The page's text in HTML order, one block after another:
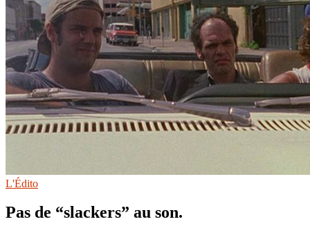
L'Édito
Pas de “slackers” au son.